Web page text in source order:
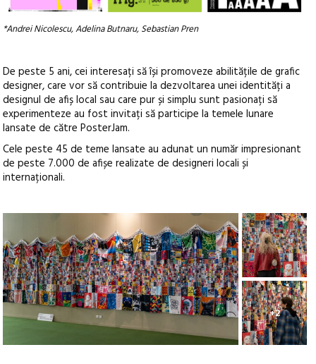
*Andrei Nicolescu, Adelina Butnaru, Sebastian Pren
De peste 5 ani, cei interesați să își promoveze abilitățile de grafic
designer, care vor să contribuie la dezvoltarea unei identități a
designul de afiș local sau care pur și simplu sunt pasionați să
experimenteze au fost invitați să participe la temele lunare
lansate de către PosterJam.
Cele peste 45 de teme lansate au adunat un număr impresionant
de peste 7.000 de afișe realizate de designeri locali și
internaționali.
+2